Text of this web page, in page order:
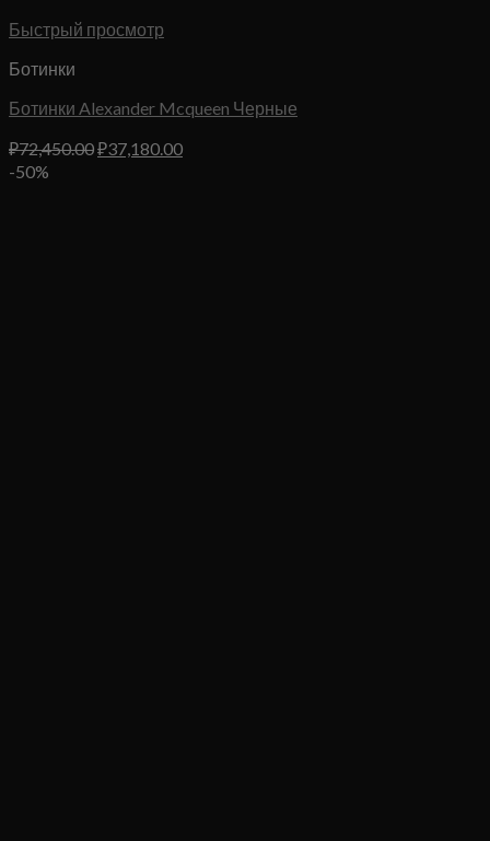
Быстрый просмотр
Ботинки
Ботинки Alexander Mcqueen Черные
₽72,450.00Первоначальная
₽37,180.00Текущая
-50%